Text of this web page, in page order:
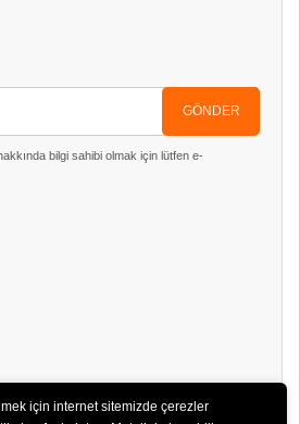
GÖNDER
bilgi sahibi olmak için lütfen e-
için internet sitemizde çerezler